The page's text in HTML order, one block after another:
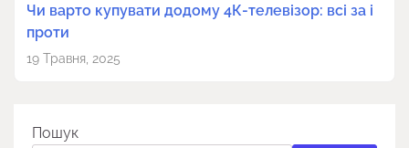
Чи варто купувати додому 4К-телевізор: всі за і
проти
19 Травня, 2025
Пошук